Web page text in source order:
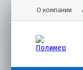
О компании